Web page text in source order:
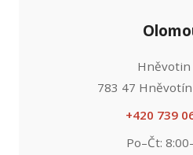
Hněvotin
783 47
+420 739
Po–Čt: